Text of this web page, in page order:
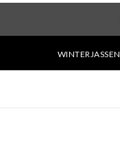
WINTERJASSEN